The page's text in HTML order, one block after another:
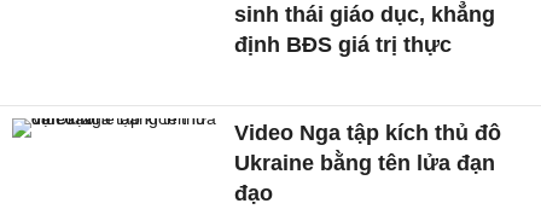
sinh thái giáo dục, khẳng
định BĐS giá trị thực
Video Nga tập kích thủ đô
Ukraine bằng tên lửa đạn
đạo